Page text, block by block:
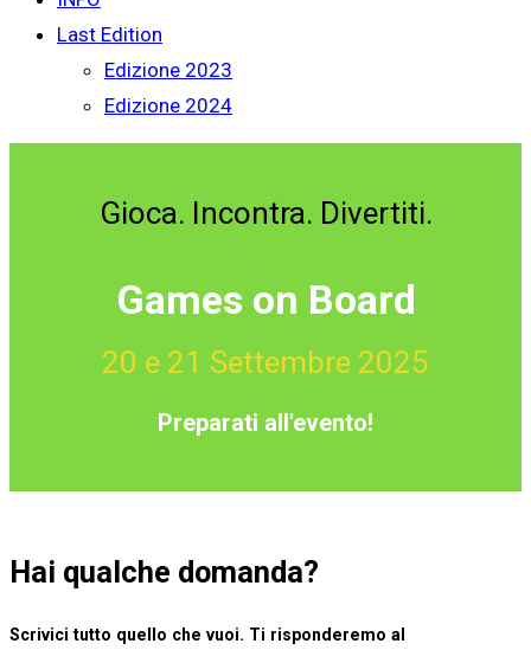
Last Edition
Edizione 2023
Edizione 2024
Gioca. Incontra. Divertiti.
Games on Board
20 e 21 Settembre 2025
Preparati all'evento!
Hai qualche domanda?
Scrivici tutto quello che vuoi. Ti risponderemo al